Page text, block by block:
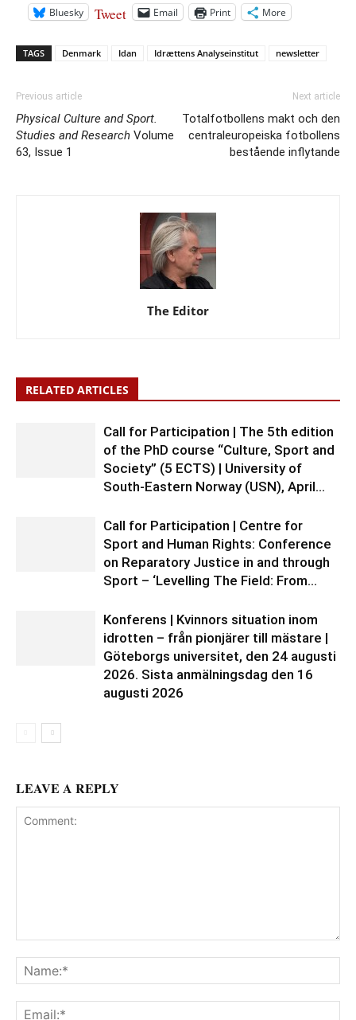
Bluesky
Tweet Email Print More
TAGS Denmark Idan Idrættens Analyseinstitut newsletter
Previous article
Physical Culture and Sport.
Studies and Research Volume
63, Issue 1
Next article
Totalfotbollens makt och den
centraleuropeiska fotbollens
bestående inflytande
The Editor
RELATED ARTICLES
Call for Participation | The 5th edition
of the PhD course “Culture, Sport and
Society” (5 ECTS) | University of
South-Eastern Norway (USN), April...
Call for Participation | Centre for
Sport and Human Rights: Conference
on Reparatory Justice in and through
Sport – ‘Levelling The Field: From...
Konferens | Kvinnors situation inom
idrotten – från pionjärer till mästare |
Göteborgs universitet, den 24 augusti
2026. Sista anmälningsdag den 16
augusti 2026
LEAVE A REPLY